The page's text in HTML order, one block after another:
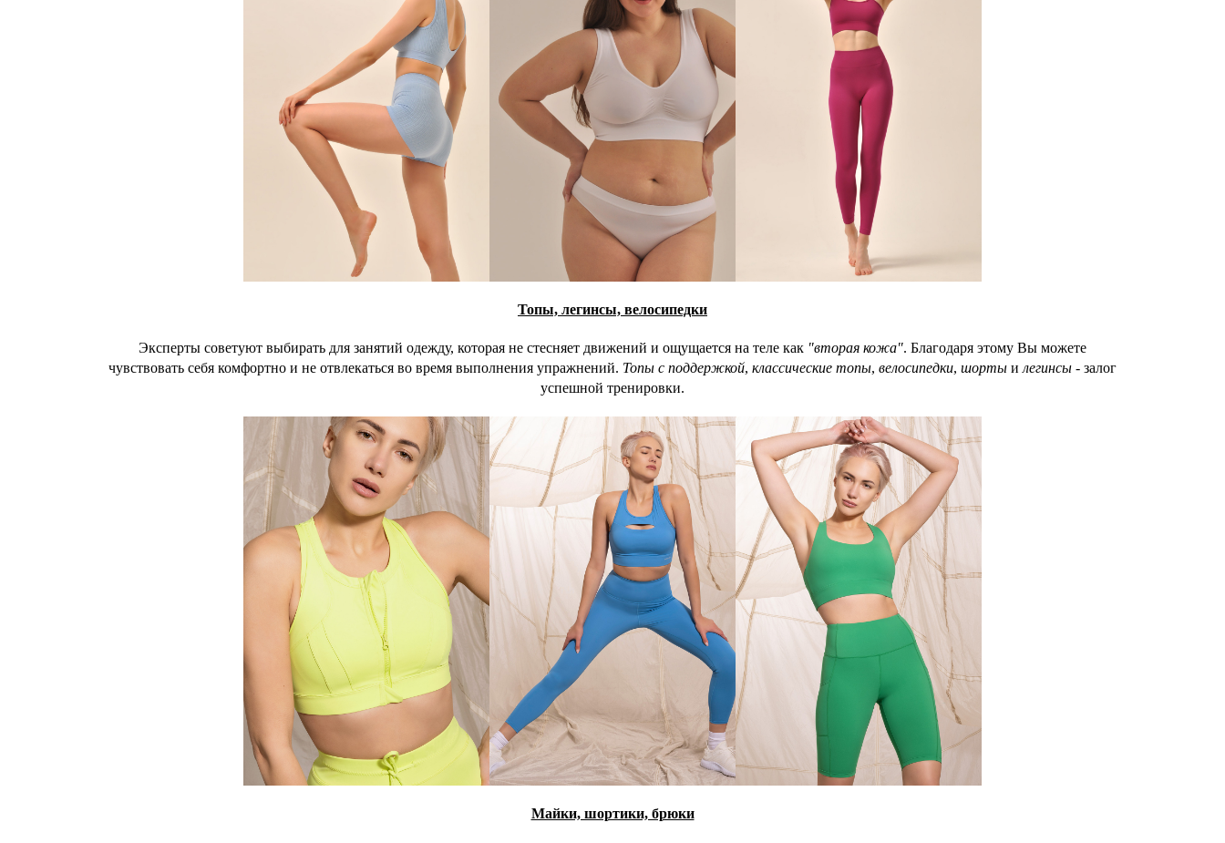
Топы, легинсы, велосипедки
Эксперты советуют выбирать для занятий одежду, которая не стесняет движений и ощущается на теле как "вторая кожа". Благодаря этому Вы можете
чувствовать себя комфортно и не отвлекаться во время выполнения упражнений. Топы с поддержкой, классические топы, велосипедки, шорты и легинсы - залог
успешной тренировки.
Майки, шортики, брюки